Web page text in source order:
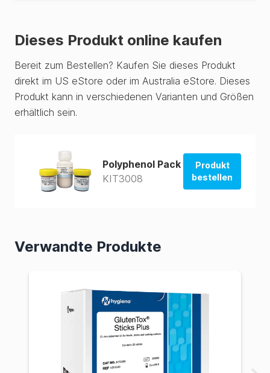
Dieses Produkt online kaufen
Bereit zum Bestellen? Kaufen Sie dieses Produkt
direkt im US eStore oder im Australia eStore. Dieses
Produkt kann in verschiedenen Varianten und Größen
erhältlich sein.
Polyphenol Pack
KIT3008
Produkt
bestellen
Verwandte Produkte